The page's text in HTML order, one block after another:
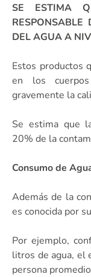
SE ESTIMA
DEL AGUA A
Estos productos
en los cuerpos
gravemente la
Se estima que
20% de la
Consumo de
Además de la
es conocida por
Por ejemplo,
litros de agua, el
persona